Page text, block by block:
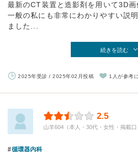
最新のCT装置と造影剤を用いて3D画
一般の私にも非常にわかりやすい説
ました...
続きを読む
2025年受診 / 2025年02月投稿 1人が参考
2.5
山羊604（本人・30代・女性・掲載口
循環器内科